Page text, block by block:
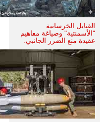
القنابل الخرسانية
"الأسمنتية" وصياغة مفاهيم
عقيدة منع الضرر الجانبي.